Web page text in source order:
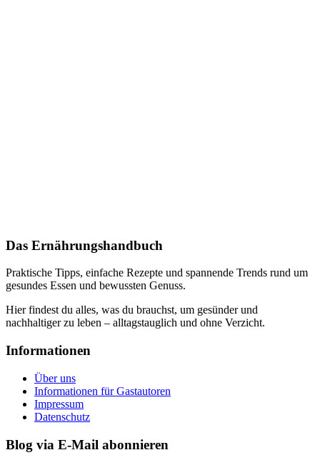
Das Ernährungshandbuch
Praktische Tipps, einfache Rezepte und spannende Trends rund um
gesundes Essen und bewussten Genuss.
Hier findest du alles, was du brauchst, um gesünder und
nachhaltiger zu leben – alltagstauglich und ohne Verzicht.
Informationen
Über uns
Informationen für Gastautoren
Impressum
Datenschutz
Blog via E-Mail abonnieren